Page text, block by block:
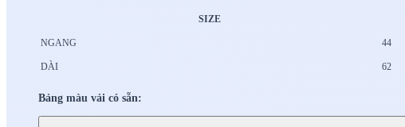
SIZE
NGANG 44
DÀI 62
Bảng màu vải có sẵn: